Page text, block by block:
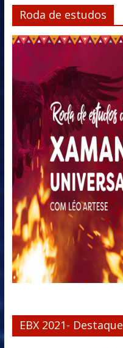
Roda de estudos
EBX 2021- Destaque